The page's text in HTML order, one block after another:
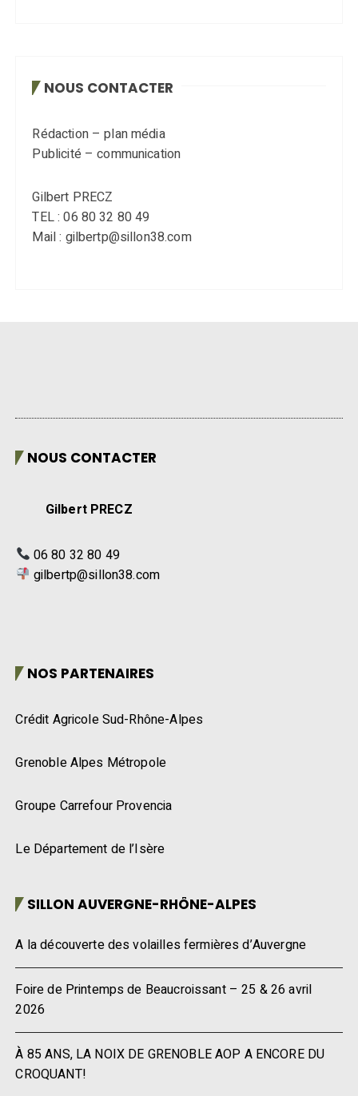
NOUS CONTACTER
Rédaction – plan média
Publicité – communication
Gilbert PRECZ
TEL : 06 80 32 80 49
Mail : gilbertp@sillon38.com
NOUS CONTACTER
Gilbert PRECZ
06 80 32 80 49
gilbertp@sillon38.com
NOS PARTENAIRES
Crédit Agricole Sud-Rhône-Alpes
Grenoble Alpes Métropole
Groupe Carrefour Provencia
Le Département de l’Isère
SILLON AUVERGNE-RHÔNE-ALPES
A la découverte des volailles fermières d’Auvergne
Foire de Printemps de Beaucroissant – 25 & 26 avril
2026
À 85 ANS, LA NOIX DE GRENOBLE AOP A ENCORE DU
CROQUANT!